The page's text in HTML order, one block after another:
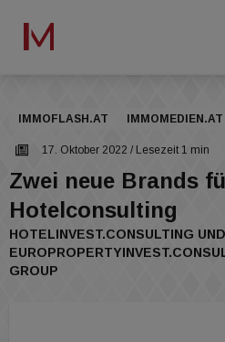
IMMOFLASH.AT IMMOMEDIEN.AT
17. Oktober 2022 / Lesezeit 1 min
Zwei neue Brands
Hotelconsulting
HOTELINVEST.CONSULTING UND
GROUP